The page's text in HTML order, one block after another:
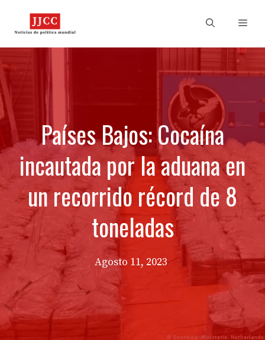
Países Bajos: Cocaína
incautada por la aduana en
un recorrido récord de 8
toneladas
Agosto 11, 2023